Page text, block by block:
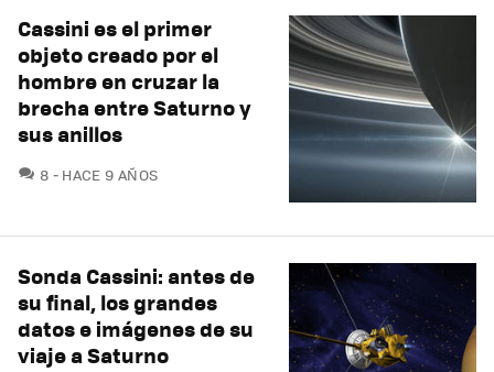
Cassini es el primer
objeto creado por el
hombre en cruzar la
brecha entre Saturno y
sus anillos
8 COMENTARIOS
HACE 9 AÑOS
Sonda Cassini: antes de
su final, los grandes
datos e imágenes de su
viaje a Saturno